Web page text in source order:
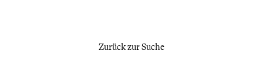
Zurück zur Suche